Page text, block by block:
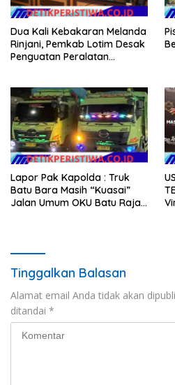
Dua Kali Kebakaran Melanda
Rinjani, Pemkab Lotim Desak
Penguatan Peralatan
Lapor Pak Kapolda : Truk
Batu Bara Masih “Kuasai”
Jalan Umum OKU Batu Raja
Tinggalkan Balasan
Alamat email Anda tidak akan
ditandai *